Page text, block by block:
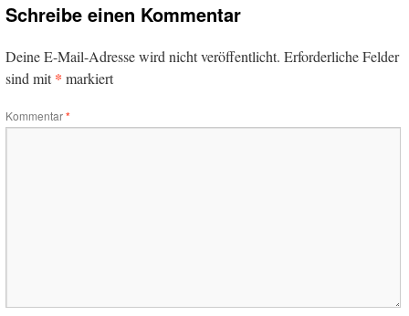
Schreibe einen Kommentar
Deine E-Mail-Adresse wird nicht veröffentlicht. Erforderliche Felder
sind mit* markiert
Kommentar*